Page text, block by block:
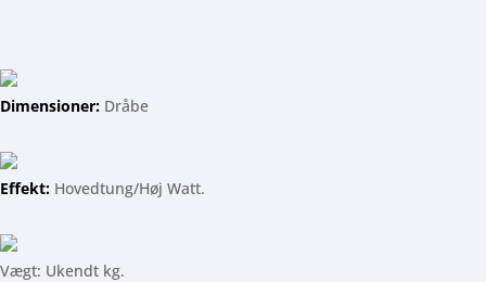
Dimensioner: Dråbe
Effekt: Hovedtung/Høj Watt.
Vægt: Ukendt kg.